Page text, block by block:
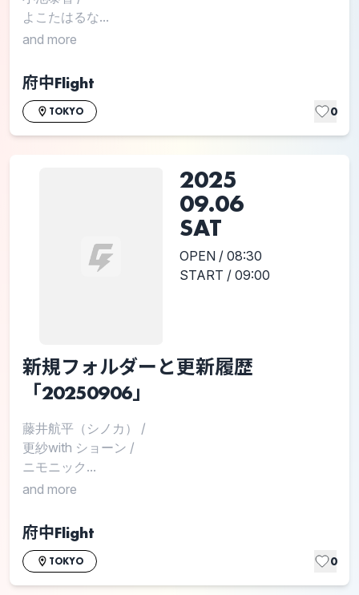
よこたはるな...
and more
府中Flight
TOKYO 0
2025
09.06
SAT
OPEN / 08:30
START / 09:00
新規フォルダーと更新履歴
「20250906」
藤井航平（シノカ） /
更紗with ショーン /
ニモニック...
and more
府中Flight
TOKYO 0